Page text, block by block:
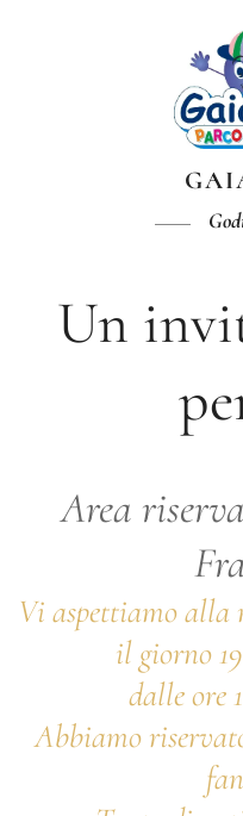
Un
Area
Vi aspettiamo alla
il giorno
dalle ore
Abbiamo